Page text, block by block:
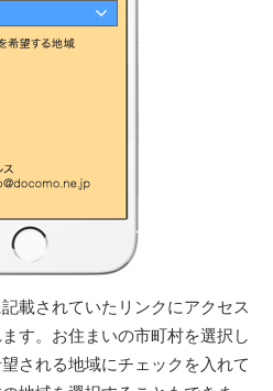
載されていたリンクにアクセス
す。お住まいの市町村を選択し
される地域にチェックを入れて